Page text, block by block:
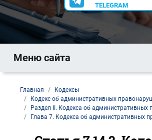
TELEGRAM
Меню сайта
Главная
Кодексы
Кодекс об административных
Раздел II. Кодекса об административных
Глава 7. Кодекса об административных